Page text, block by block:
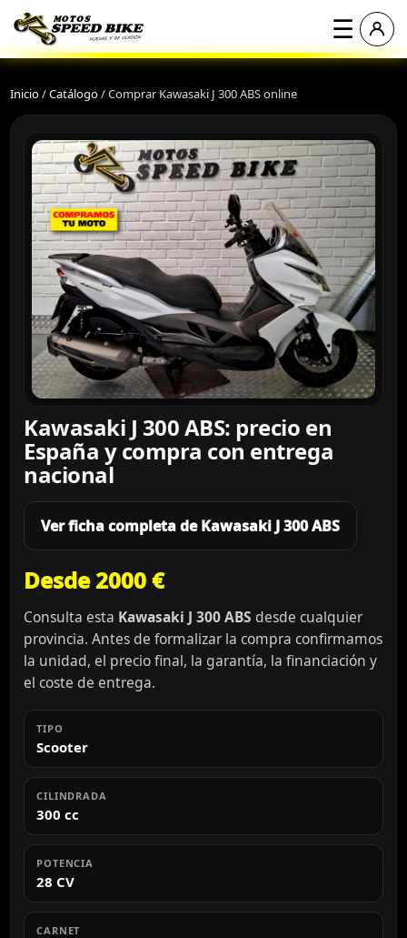
☰
Inicio/Catálogo/Comprar Kawasaki J 300 ABS online
Kawasaki J 300 ABS: precio en
España y compra con entrega
nacional
Ver ficha completa de Kawasaki J 300 ABS
Desde 2000 €
Consulta esta Kawasaki J 300 ABS desde cualquier
provincia. Antes de formalizar la compra confirmamos
la unidad, el precio final, la garantía, la financiación y
el coste de entrega.
TIPO
Scooter
CILINDRADA
300 cc
POTENCIA
28 CV
CARNET